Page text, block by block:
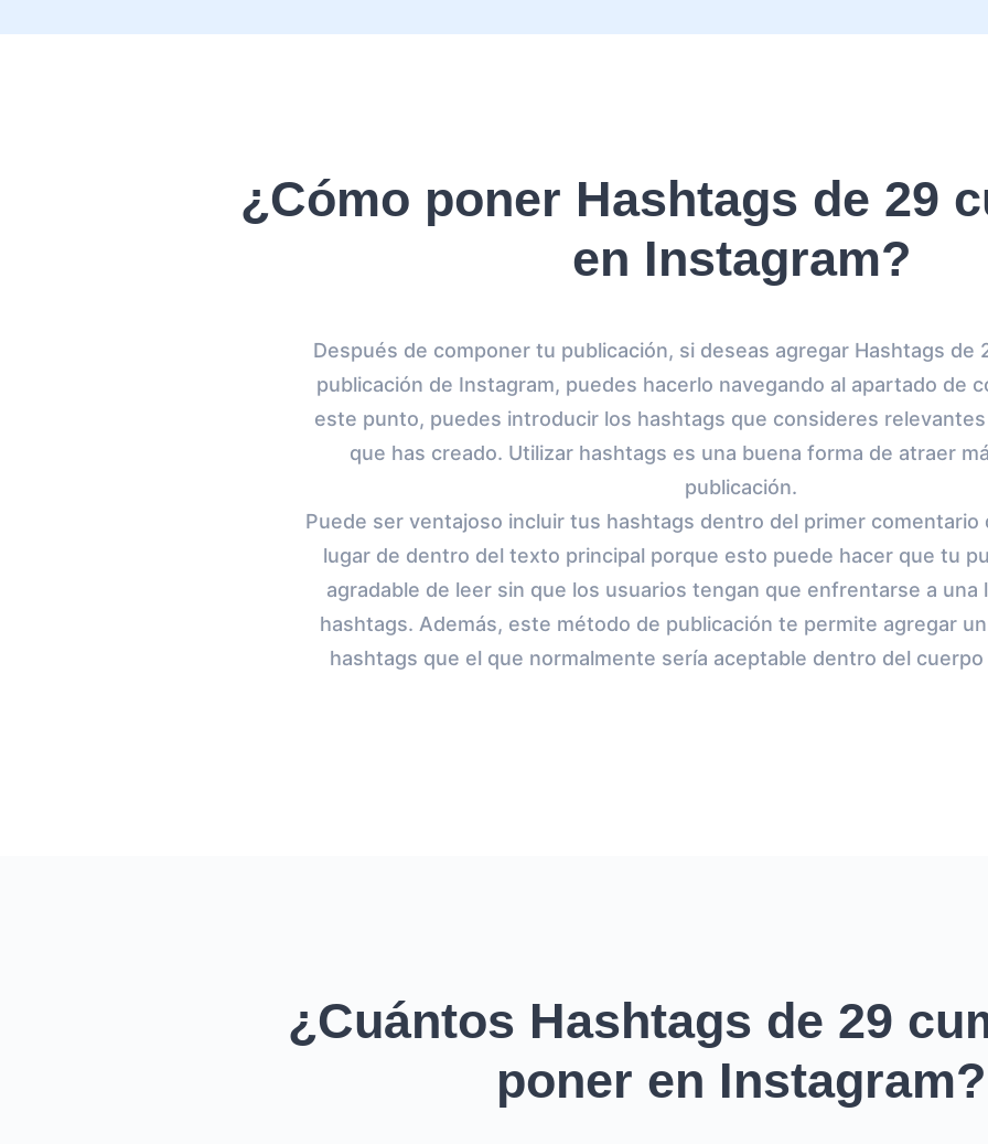
¿Cómo poner Hashtags de 29
en Instagram?
Después de componer tu publicación, si deseas agregar Hashtags de
publicación de Instagram, puedes hacerlo navegando al apartado de
este punto, puedes introducir los hashtags que consideres relevantes
que has creado. Utilizar hashtags es una buena forma de atraer
publicación.
Puede ser ventajoso incluir tus hashtags dentro del primer comentario
lugar de dentro del texto principal porque esto puede hacer que tu
agradable de leer sin que los usuarios tengan que enfrentarse a una
hashtags. Además, este método de publicación te permite agregar
hashtags que el que normalmente sería aceptable dentro del cuerpo
¿Cuántos Hashtags de 29
poner en Instagram?